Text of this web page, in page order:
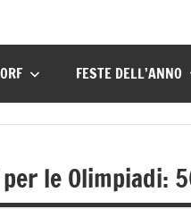
FESTE DELL’ANNO
le Olimpiadi: